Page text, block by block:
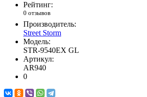
Рейтинг:
0 отзывов
Производитель:
Street Storm
Модель:
STR-9540EX GL
Артикул:
AR940
0